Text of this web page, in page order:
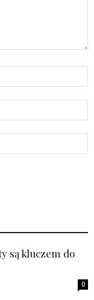
są kluczem do
0